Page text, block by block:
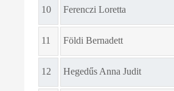
10 Ferenczi Loretta
11 Földi Bernadett
12 Hegedűs Anna Judit